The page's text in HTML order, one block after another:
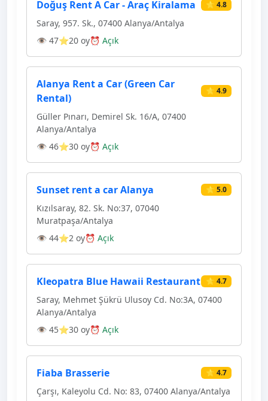
Doğuş Rent A Car - Araç Kiralama ⭐ 4.8
Saray, 957. Sk., 07400 Alanya/Antalya
👁 47⭐20 oy⏰ Açık
Alanya Rent a Car (Green Car
Rental)
⭐ 4.9
Güller Pınarı, Demirel Sk. 16/A, 07400
Alanya/Antalya
👁 46⭐30 oy⏰ Açık
Sunset rent a car Alanya ⭐ 5.0
Kızılsaray, 82. Sk. No:37, 07040
Muratpaşa/Antalya
👁 44⭐2 oy⏰ Açık
Kleopatra Blue Hawaii Restaurant ⭐ 4.7
Saray, Mehmet Şükrü Ulusoy Cd. No:3A, 07400
Alanya/Antalya
👁 45⭐30 oy⏰ Açık
Fiaba Brasserie ⭐ 4.7
Çarşı, Kaleyolu Cd. No: 83, 07400 Alanya/Antalya